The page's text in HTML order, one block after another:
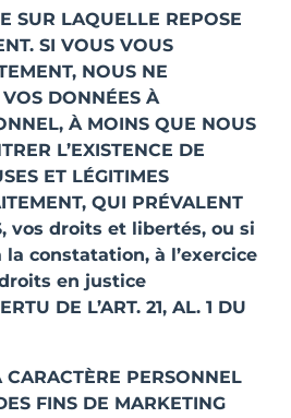
SUR LAQUELLE REPOSE
SI VOUS VOUS
NOUS NE
DONNÉES À
À MOINS QUE NOUS
L’EXISTENCE DE
ET LÉGITIMES
QUI PRÉVALENT
vos droits et libertés, ou si
constatation, à l’exercice
en justice
DE L’ART. 21, AL. 1 DU
PERSONNEL
FINS DE MARKETING